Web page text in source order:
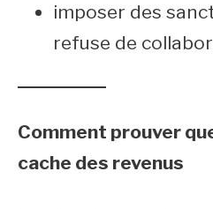
imposer des
refuse de
Comment prouver
cache des revenus